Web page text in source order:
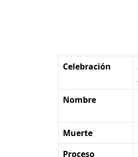
Celebración
Nombre
Muerte
Proceso